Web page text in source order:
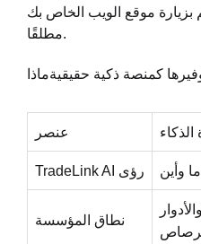
موقع الويب الخاص بك
مطلقًا.
كمنصة ذكية حقيقيةماذا
عنصر الذكاء
TradeLink AI رؤى وأين
نطاق المؤسسة